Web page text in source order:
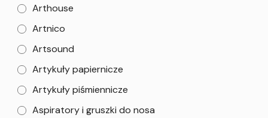
Arthouse
Artnico
Artsound
Artykuły papiernicze
Artykuły piśmiennicze
Aspiratory i gruszki do nosa